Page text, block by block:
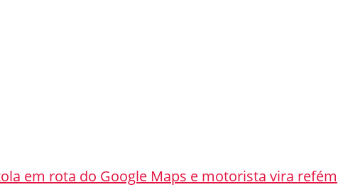
em rota do Google Maps e motorista vira refém